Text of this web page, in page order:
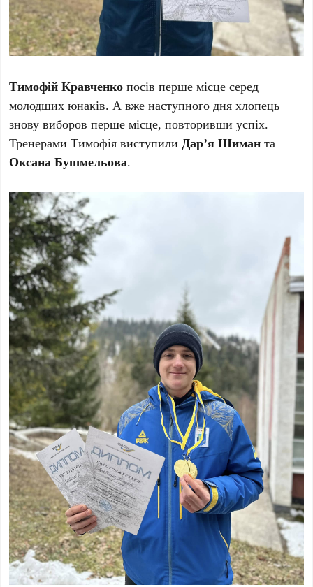
Тимофій Кравченко посів перше місце серед
молодших юнаків. А вже наступного дня хлопець
знову виборов перше місце, повторивши успіх.
Тренерами Тимофія виступилиДар’я Шиман та
Оксана Бушмельова.